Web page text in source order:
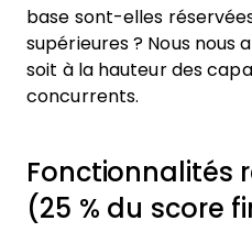
base sont-elles
supérieures ? Nous nous
soit à la hauteur des
concurrents.
Fonctionnalités
(25 % du score